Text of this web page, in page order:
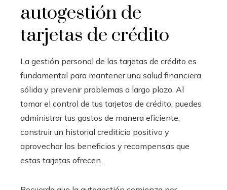
autogestión de
tarjetas de crédito
La gestión personal de las tarjetas de crédito es
fundamental para mantener una salud financiera
sólida y prevenir problemas a largo plazo. Al
tomar el control de tus tarjetas de crédito, puedes
administrar tus gastos de manera eficiente,
construir un historial crediticio positivo y
aprovechar los beneficios y recompensas que
estas tarjetas ofrecen.